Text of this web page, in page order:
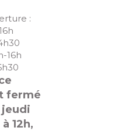
:
16h
fermé
jeudi
12h,